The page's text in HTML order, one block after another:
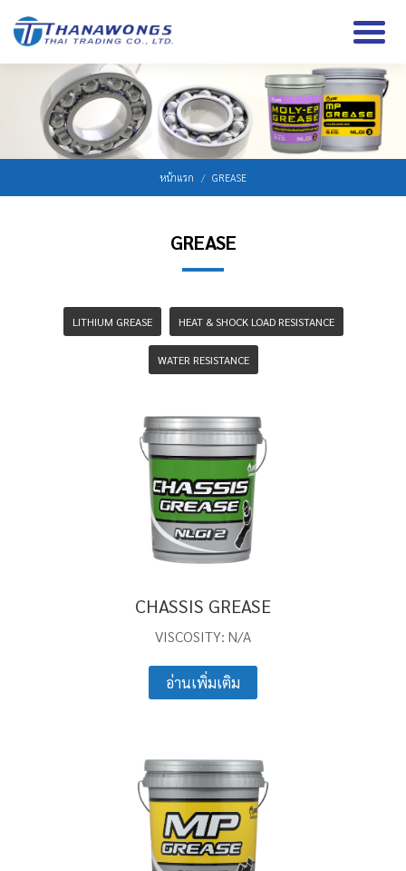
หน้าแรก GREASE
GREASE
LITHIUM GREASE HEAT & SHOCK LOAD RESISTANCE
WATER RESISTANCE
CHASSIS GREASE
VISCOSITY: N/A
อ่านเพิ่มเติม